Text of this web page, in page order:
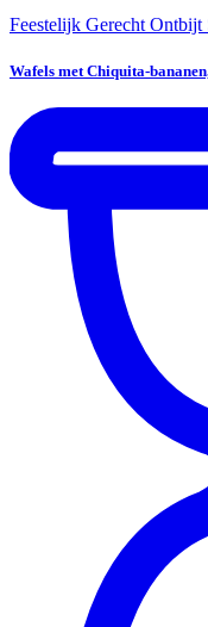
Feestelijk Gerecht Ontbijt
Wafels met Chiquita-